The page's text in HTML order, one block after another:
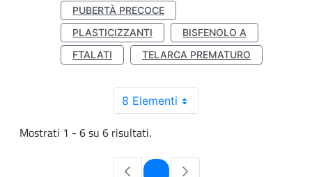
PUBERTÀ PRECOCE
PLASTICIZZANTI
BISFENOLO A
FTALATI
TELARCA PREMATURO
8 Elementi
Mostrati 1 - 6 su 6 risultati.
Pagina